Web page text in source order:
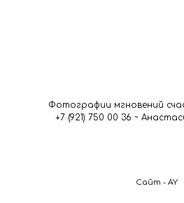
Фотографии мгновений
+7 (921) 750 00 36 ~
Сайт - AY